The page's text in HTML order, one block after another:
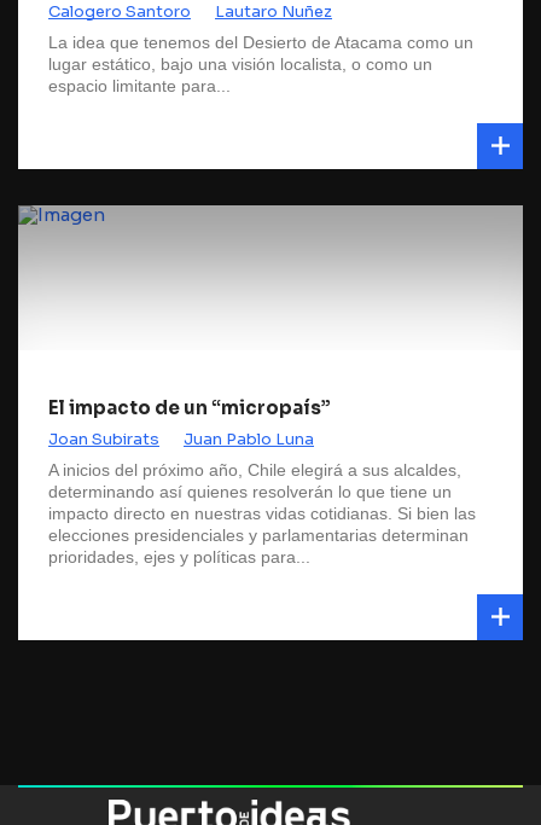
Calogero Santoro
Lautaro Nuñez
La idea que tenemos del Desierto de Atacama como un
lugar estático, bajo una visión localista, o como un
espacio limitante para...
El impacto de un “micropaís”
Joan Subirats Juan Pablo Luna
A inicios del próximo año, Chile elegirá a sus alcaldes,
determinando así quienes resolverán lo que tiene un
impacto directo en nuestras vidas cotidianas. Si bien las
elecciones presidenciales y parlamentarias determinan
prioridades, ejes y políticas para...